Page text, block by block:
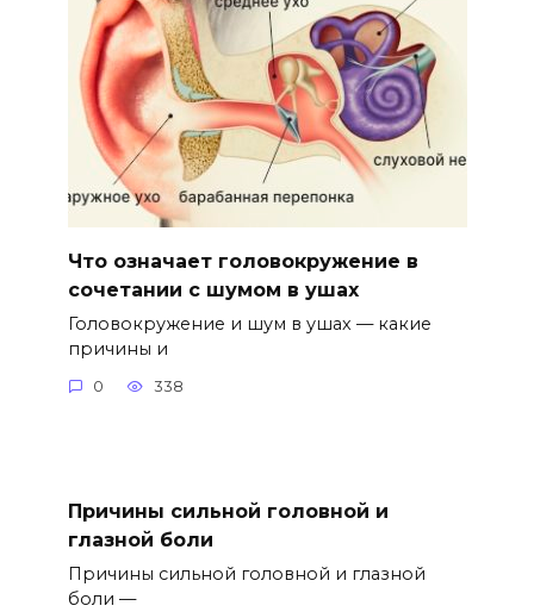
Что означает головокружение в
сочетании с шумом в ушах
Головокружение и шум в ушах — какие
причины и
0 338
Причины сильной головной и
глазной боли
Причины сильной головной и глазной
боли —